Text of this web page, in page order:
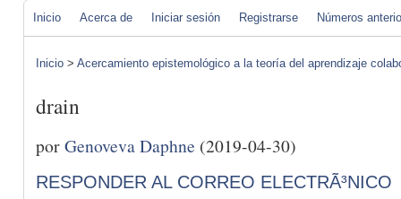
Inicio Acerca de Iniciar sesión Registrarse Números
Inicio > Acercamiento epistemológico a la teoría del aprendizaje
drain
porGenoveva Daphne (2019-04-30)
RESPONDER AL CORREO ELECTRÃ³NICO